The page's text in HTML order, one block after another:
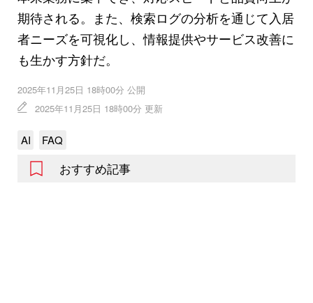
期待される。また、検索ログの分析を通じて入居
者ニーズを可視化し、情報提供やサービス改善に
も生かす方針だ。
2025年11月25日 18時00分 公開
2025年11月25日 18時00分 更新
AI FAQ
おすすめ記事